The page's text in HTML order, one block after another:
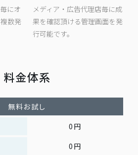
にオ
数発
メディア・広告代理店毎に成
果を確認頂ける管理画面を発
行可能です。
料金体系
無料お試し
0円
0円